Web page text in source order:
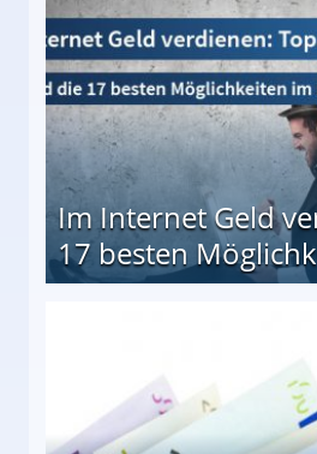
Im Internet Geld
17 besten